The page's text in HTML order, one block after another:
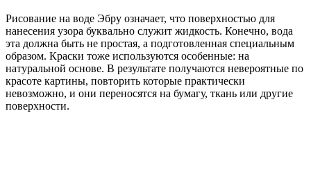
Рисование на воде Эбру означает, что поверхностью для
нанесения узора буквально служит жидкость. Конечно, вода
эта должна быть не простая, а подготовленная специальным
образом. Краски тоже используются особенные: на
натуральной основе. В результате получаются невероятные по
красоте картины, повторить которые практически
невозможно, и они переносятся на бумагу, ткань или другие
поверхности.